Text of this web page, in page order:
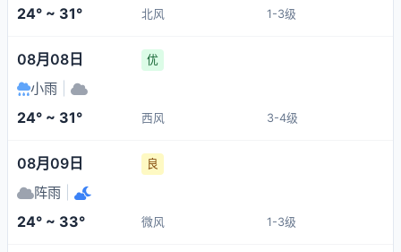
24° ~ 31° 北风 1-3级
08月08日 优
小雨
24° ~ 31° 西风 3-4级
08月09日 良
阵雨
24° ~ 33° 微风 1-3级